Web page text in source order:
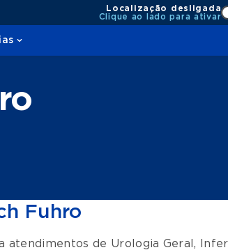
Localização desligada
Clique ao lado para ativar
Fuhro
atendimentos de Urologia Geral,